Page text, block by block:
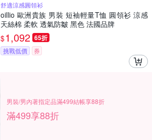
舒適涼感圓領衫
oillio 歐洲貴族 男裝 短袖輕量T恤 圓領衫 涼感
天絲棉 柔軟 透氣防皺 黑色 法國品牌
$1,092 65折
挑戰低價 券
男裝/男內著指定品滿499結帳享88折
滿499享88折